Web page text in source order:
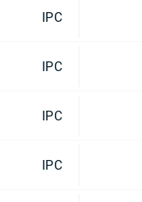
IPC
IPC
IPC
IPC